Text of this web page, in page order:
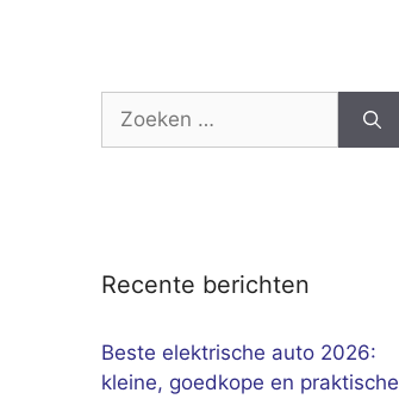
Zoek
Recente berichten
Beste elektrische auto 2026:
kleine, goedkope en praktische